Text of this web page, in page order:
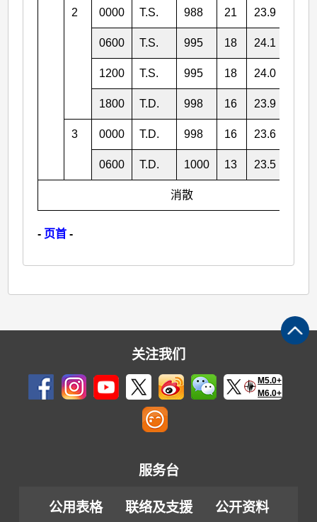
2 0000 T.S. 988 21 23.9
0600 T.S. 995 18 24.1
1200 T.S. 995 18 24.0
1800 T.D. 998 16 23.9
3 0000 T.D. 998 16 23.6
0600 T.D. 1000 13 23.5
消散
- 页首 -
关注我们
M5.0+
M6.0+
服务台
公用表格 联络及支援 公开资料